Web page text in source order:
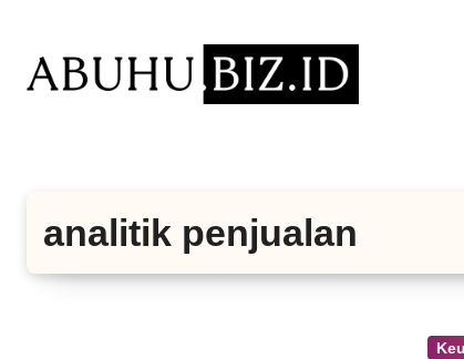
konten
analitik penjualan